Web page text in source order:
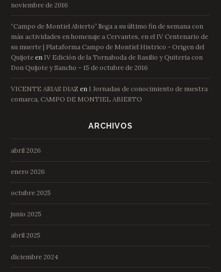
noviembre de 2016
“Campo de Montiel Abierto” llega a su último fin de semana con
más actividades en homenaje a Cervantes, en el IV Centenario de
su muerte | Plataforma Campo de Montiel Histrico - Origen del
Quijoteen IV Edición de la Tornaboda de Basilio y Quiteria con
Don Quijote y Sancho – 15 de octubre de 2016
VICENTE ARIAS DIAZ en I Jornadas de conocimiento de nuestra
comarca, CAMPO DE MONTIEL ABIERTO
ARCHIVOS
abril 2026
enero 2026
octubre 2025
junio 2025
abril 2025
diciembre 2024